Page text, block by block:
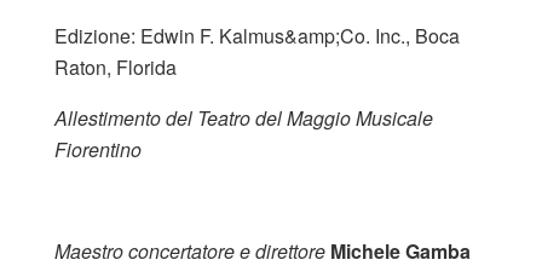
Edizione: Edwin F. Kalmus&amp;Co. Inc., Boca
Raton, Florida
Allestimento del Teatro del Maggio Musicale
Fiorentino
Maestro concertatore e direttore Michele Gamba